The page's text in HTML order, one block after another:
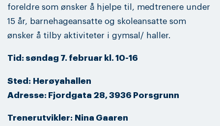
foreldre som ønsker å hjelpe til, medtrenere under
15 år, barnehageansatte og skoleansatte som
ønsker å tilby aktiviteter i gymsal/ haller.
Tid: søndag 7. februar kl. 10-16
Sted: Herøyahallen
Adresse: Fjordgata 28, 3936 Porsgrunn
Trenerutvikler: Nina Gaaren